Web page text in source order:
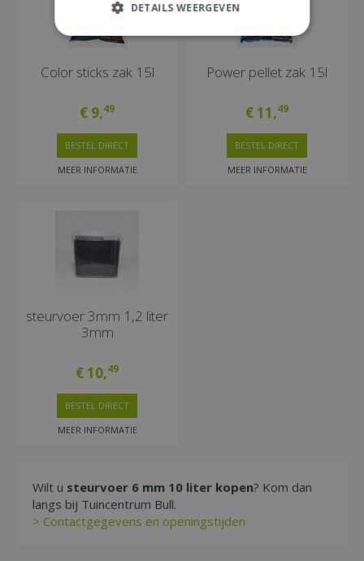
Color sticks zak 15l
€ 9,49
MEER INFORMATIE
BESTEL DIRECT
Power pellet zak 15l
€11,49
MEER INFORMATIE
BESTEL DIRECT
steurvoer 3mm 1,2 liter
3mm
€10,49
MEER INFORMATIE
BESTEL DIRECT
Wilt u steurvoer 6 mm 10 liter kopen? Kom dan
langs bij Tuincentrum Bull.
> Contactgegevens en openingstijden
DETAILS WEERGEVEN